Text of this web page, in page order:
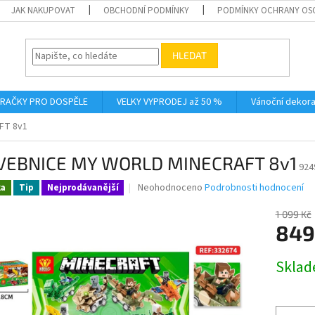
JAK NAKUPOVAT OBCHODNÍ PODMÍNKY PODMÍNKY OCHRANY
HLEDAT
PRO DOSPĚLE VELKY VYPRODEJ až 50 % Vánoční
8v1
MY WORLD MINECRAFT 8v1
Tip Nejprodávanější
Průměrné
z
5
hvězdiček.
Neohodnoceno Podrobnosti hodnocení
1 099 Kč
cena: